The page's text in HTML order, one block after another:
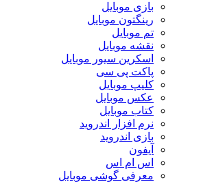
بازی موبایل
رینگتون موبایل
تم موبایل
نقشه موبایل
اسکرین سیور موبایل
پاکت پی سی
کلیپ موبایل
عکس موبایل
کتاب موبایل
نرم افزار اندروید
بازی اندروید
آیفون
اس ام اس
معرفی گوشی موبایل